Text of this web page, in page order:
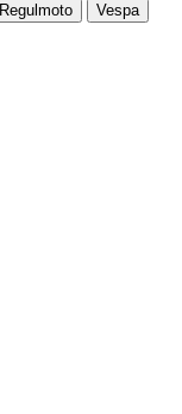
Regulmoto
Vespa